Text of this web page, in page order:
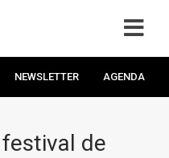
NEWSLETTER AGENDA
de